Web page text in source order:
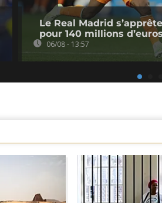
Le Real Madrid
pour 140 millions d’euros
06/08 - 13:57